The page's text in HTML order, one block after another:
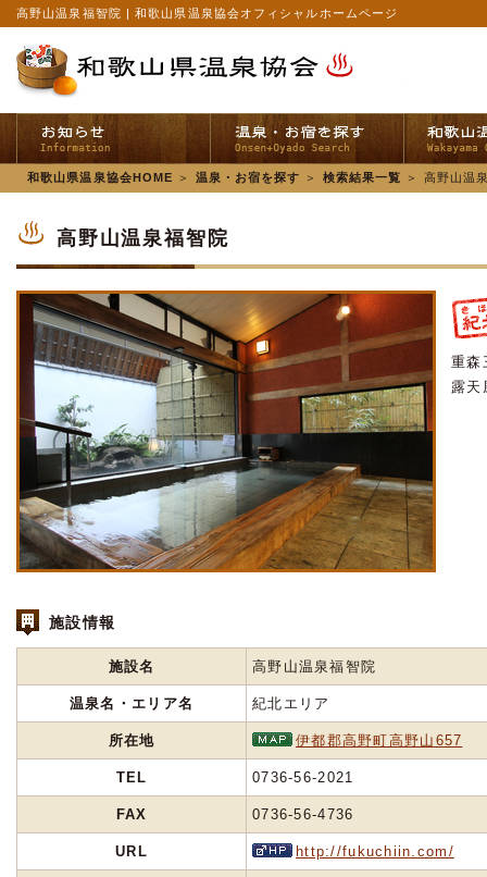
高野山温泉福智院 | 和歌山県温泉協会オフィシャルホームページ
和歌山県温泉協会HOME ＞ 温泉・お宿を探す ＞ 検索結果一覧 ＞ 高野山温
高野山温泉福智院
重森
露天
施設情報
施設名 高野山温泉福智院
温泉名・エリア名 紀北エリア
所在地 伊都郡高野町高野山657
TEL 0736-56-2021
FAX 0736-56-4736
URL http://fukuchiin.com/